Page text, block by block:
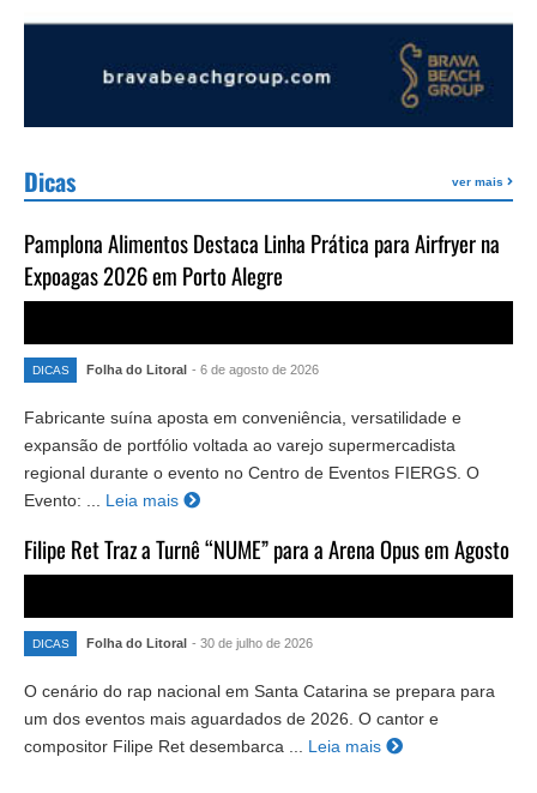
Dicas ver mais
Pamplona Alimentos Destaca Linha Prática para Airfryer na
Expoagas 2026 em Porto Alegre
DICAS Folha do Litoral - 6 de agosto de 2026
Fabricante suína aposta em conveniência, versatilidade e
expansão de portfólio voltada ao varejo supermercadista
regional durante o evento no Centro de Eventos FIERGS. O
Evento: ...
Leia mais
Filipe Ret Traz a Turnê “NUME” para a Arena Opus em Agosto
DICAS Folha do Litoral - 30 de julho de 2026
O cenário do rap nacional em Santa Catarina se prepara para
um dos eventos mais aguardados de 2026. O cantor e
compositor Filipe Ret desembarca ...
Leia mais